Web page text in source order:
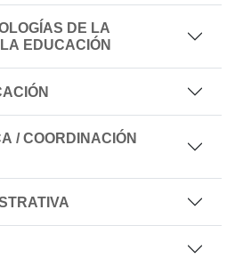
DE LA
EDUCACIÓN
/ COORDINACIÓN